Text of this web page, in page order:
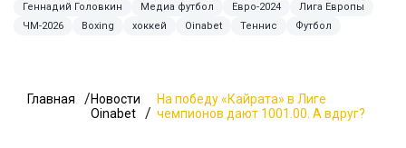
Геннадий Головкин
Медиа футбол Евро-2024
Лига Европы
ЧМ-2026
Boxing хоккей Oinabet Теннис Футбол
Главная
Новости
Oinabet
На победу «Кайрата» в Лиге
чемпионов дают 1001.00. А вдруг?